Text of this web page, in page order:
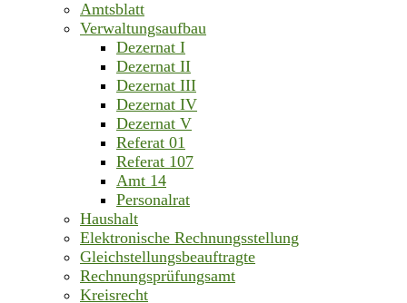
Amtsblatt
Verwaltungsaufbau
Dezernat I
Dezernat II
Dezernat III
Dezernat IV
Dezernat V
Referat 01
Referat 107
Amt 14
Personalrat
Haushalt
Elektronische Rechnungsstellung
Gleichstellungsbeauftragte
Rechnungsprüfungsamt
Kreisrecht